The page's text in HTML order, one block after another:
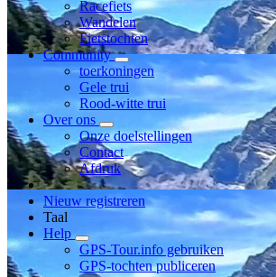
Racefiets
Wandelen
Fietstochten
Community
toerkoningen
Gele trui
Rood-witte trui
Over ons
Onze doelstellingen
Contact
Afdruk
Nieuw registreren
Taal
Help
GPS-Tour.info gebruiken
GPS-tochten publiceren